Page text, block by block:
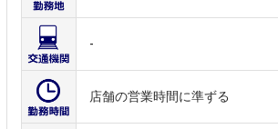
-
店舗の営業時間に準ずる